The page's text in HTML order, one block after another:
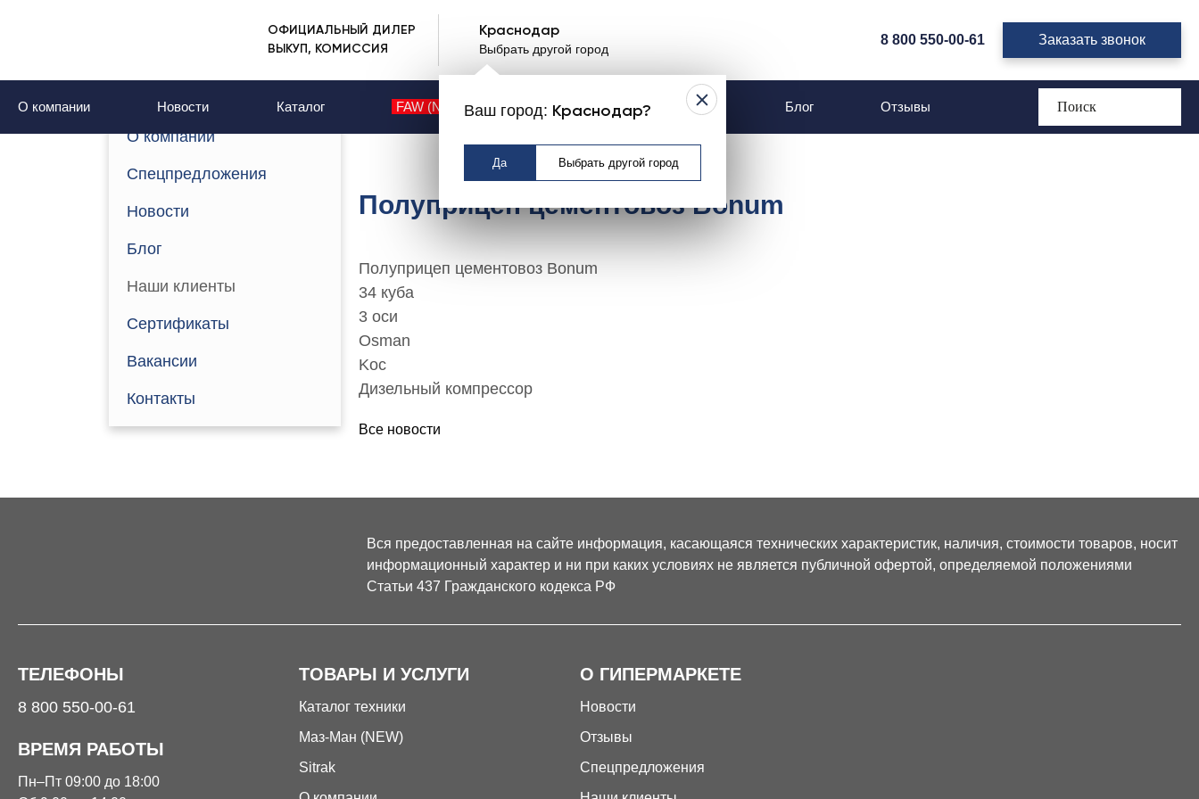
ОФИЦИАЛЬНЫЙ ДИЛЕР
ВЫКУП, КОМИССИЯ
Краснодар
Выбрать другой город
Ваш город: Краснодар?
Да Выбрать другой город
8 800 550-00-61 Заказать звонок
О компании Новости Каталог FAW (NEW) Контакты Услуги Блог Отзывы
Наши клиенты
О компании
Спецпредложения
Новости
Блог
Наши клиенты
Сертификаты
Вакансии
Контакты
Полуприцеп цементовоз Bonum
Полуприцеп цементовоз Bonum
34 куба
3 оси
Osman
Koc
Дизельный компрессор
Все новости
Вся предоставленная на сайте информация, касающаяся технических характеристик, наличия, стоимости товаров, носит
информационный характер и ни при каких условиях не является публичной офертой, определяемой положениями
Статьи 437 Гражданского кодекса РФ
ТЕЛЕФОНЫ
8 800 550-00-61
ВРЕМЯ РАБОТЫ
Пн–Пт 09:00 до 18:00
ТОВАРЫ И УСЛУГИ
Каталог техники
Маз-Ман (NEW)
Sitrak
О ГИПЕРМАРКЕТЕ
Новости
Отзывы
Спецпредложения